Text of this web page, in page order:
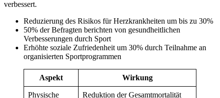
verbessert.
Reduzierung des Risikos für Herzkrankheiten um bis zu 30%
50% der Befragten berichten von gesundheitlichen
Verbesserungen durch Sport
Erhöhte soziale Zufriedenheit um 30% durch Teilnahme an
organisierten Sportprogrammen
Aspekt Wirkung
Physische
Reduktion der Gesamtmortalität